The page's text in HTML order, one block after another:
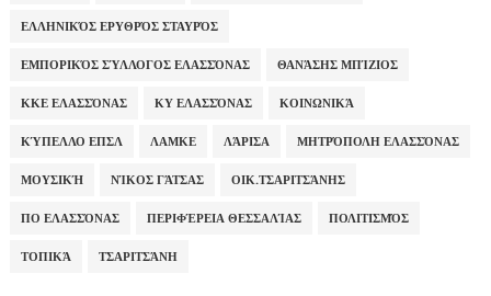
ΕΛΛΗΝΙΚΌΣ ΕΡΥΘΡΌΣ ΣΤΑΥΡΌΣ
ΕΜΠΟΡΙΚΌΣ ΣΎΛΛΟΓΟΣ ΕΛΑΣΣΌΝΑΣ ΘΑΝΆΣΗΣ ΜΠΊΖΙΟΣ
ΚΚΕ ΕΛΑΣΣΌΝΑΣ ΚΥ ΕΛΑΣΣΌΝΑΣ ΚΟΙΝΩΝΙΚΆ
ΚΎΠΕΛΛΟ ΕΠΣΛ ΛΑΜΚΕ ΛΆΡΙΣΑ ΜΗΤΡΌΠΟΛΗ ΕΛΑΣΣΌΝΑΣ
ΜΟΥΣΙΚΉ ΝΊΚΟΣ ΓΆΤΣΑΣ ΟΙΚ.ΤΣΑΡΙΤΣΆΝΗΣ
ΠΟ ΕΛΑΣΣΌΝΑΣ ΠΕΡΙΦΈΡΕΙΑ ΘΕΣΣΑΛΊΑΣ ΠΟΛΙΤΙΣΜΌΣ
ΤΟΠΙΚΆ ΤΣΑΡΙΤΣΆΝΗ